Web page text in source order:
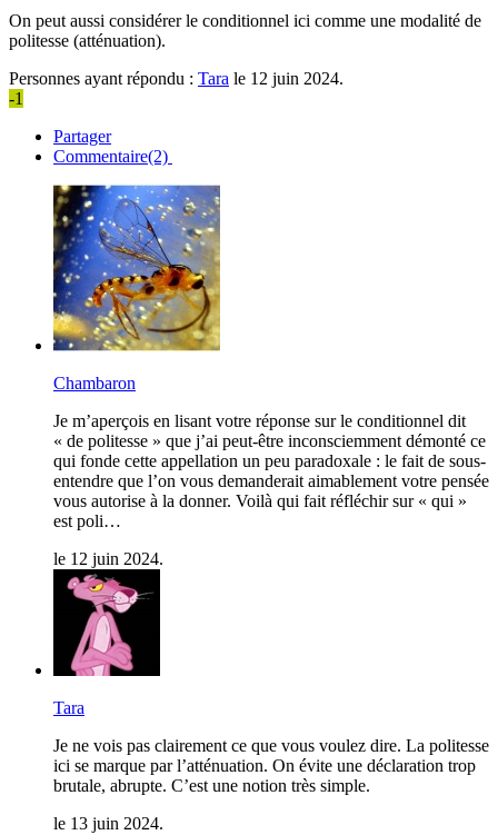
On peut aussi considérer le conditionnel ici comme une modalité de
politesse (atténuation).
Personnes ayant répondu : Tara le 12 juin 2024.
-1
Partager
Commentaire(2)
Chambaron
Je m’aperçois en lisant votre réponse sur le conditionnel dit
« de politesse » que j’ai peut-être inconsciemment démonté ce
qui fonde cette appellation un peu paradoxale : le fait de sous-
entendre que l’on vous demanderait aimablement votre pensée
vous autorise à la donner. Voilà qui fait réfléchir sur « qui »
est poli…
le 12 juin 2024.
Tara
Je ne vois pas clairement ce que vous voulez dire. La politesse
ici se marque par l’atténuation. On évite une déclaration trop
brutale, abrupte. C’est une notion très simple.
le 13 juin 2024.